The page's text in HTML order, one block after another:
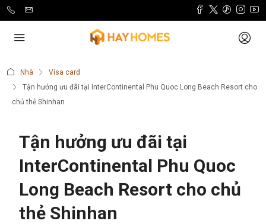
Nhà
Visa card
Tận hưởng ưu đãi tại InterContinental Phu Quoc Long Beach Resort cho
chủ thẻ Shinhan
Tận hưởng ưu đãi tại
InterContinental Phu Quoc
Long Beach Resort cho chủ
thẻ Shinhan